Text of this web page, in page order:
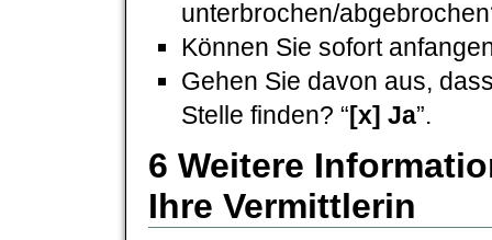
unterbrochen/
Können Sie sofort
Gehen Sie davon aus,
Stelle finden? “[x] Ja”.
6 Weitere
Ihre Vermittlerin